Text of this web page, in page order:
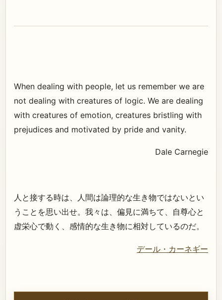
When dealing with people, let us remember we are
not dealing with creatures of logic. We are dealing
with creatures of emotion, creatures bristling with
prejudices and motivated by pride and vanity.
Dale Carnegie
人と接する時は、人間は論理的な生き物ではないとい
うことを思い出せ。我々は、偏見に満ちて、自尊心と
虚栄心で動く、感情的な生き物に相対しているのだ。
デール・カーネギー